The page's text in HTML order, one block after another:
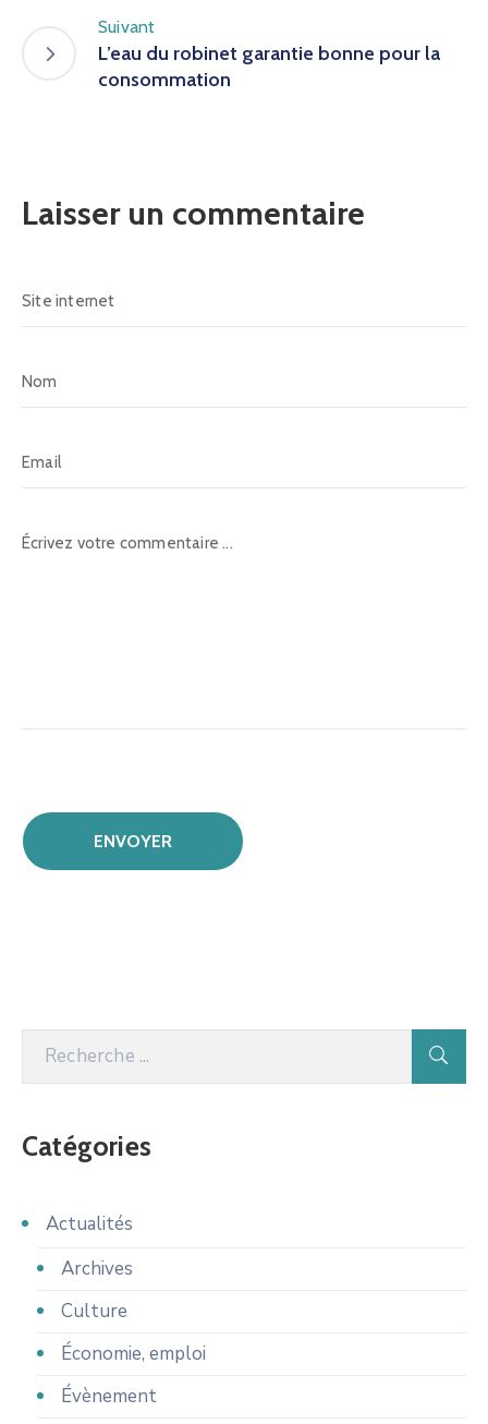
Suivant
L’eau du robinet garantie bonne pour la
consommation
Laisser un commentaire
Catégories
Actualités
Archives
Culture
Économie, emploi
Évènement